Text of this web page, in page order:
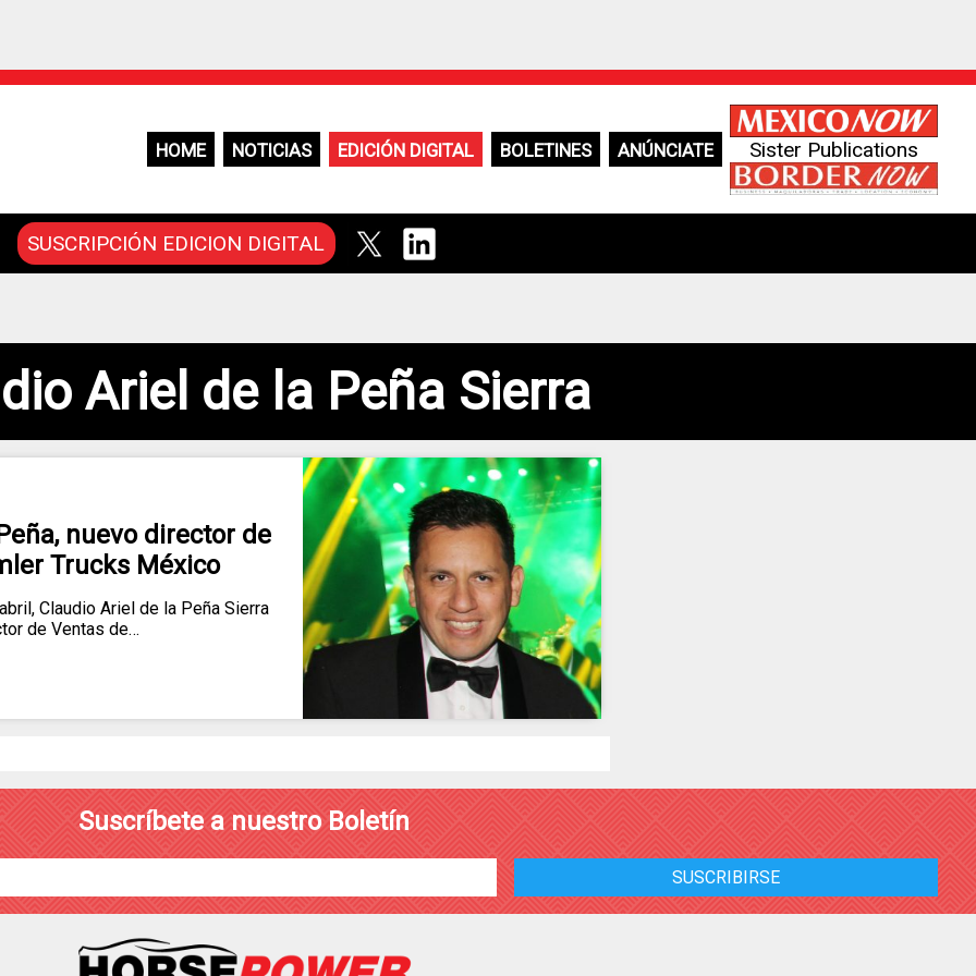
HOME NOTICIAS EDICIÓN DIGITAL BOLETINES ANÚNCIATE Sister Publications
SUSCRIPCIÓN EDICION DIGITAL
Ariel de la Peña Sierra
nuevo director de
Trucks México
Claudio Ariel de la Peña Sierra
de Ventas de…
Suscríbete a nuestro Boletín